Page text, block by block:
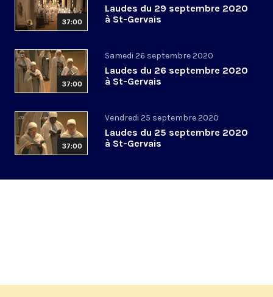
37:00
Laudes du 29 septembre 2020
à St-Gervais
37:00
Samedi 26 septembre 2020
Laudes du 26 septembre 2020
à St-Gervais
37:00
Vendredi 25 septembre 2020
Laudes du 25 septembre 2020
à St-Gervais